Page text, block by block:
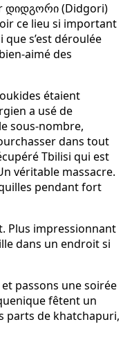
დიდგორი (Didgori)
ce lieu si important
que s’est déroulée
aimé des
étaient
a usé de
sous-nombre,
dans tout
Tbilisi qui est
véritable massacre.
pendant fort
Plus impressionnant
dans un endroit si
passons une soirée
fêtent un
parts de khatchapuri,